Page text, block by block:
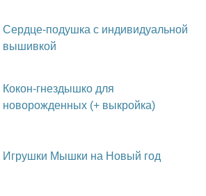
Сердце-подушка с индивидуальной
вышивкой
Кокон-гнездышко для
новорожденных (+ выкройка)
Игрушки Мышки на Новый год